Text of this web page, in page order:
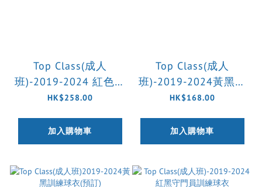
Top Class(成人
班)-2019-2024 紅色守
門員訓練球衣套裝(預
HK$258.00
加入購物車
Top Class(成人
班)-2019-2024黃黑訓
練球衣(預訂)
HK$168.00
加入購物車